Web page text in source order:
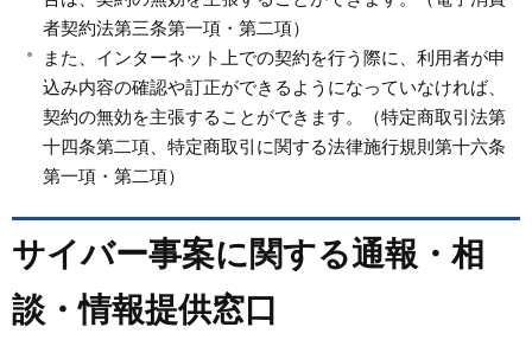
者契約法第三条第一項・第二項）
また、インターネット上での契約を行う際に、利用者が申
込み内容の確認や訂正ができるようになっていなければ、
契約の無効を主張することができます。（特定商取引法第
十四条第二項、特定商取引に関する法律施行規則第十六条
第一項・第二項）
サイバー事案に関する通報・相
談・情報提供窓口